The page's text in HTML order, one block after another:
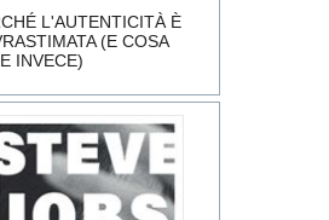
L'AUTENTICITÀ È
(E COSA
INVECE)